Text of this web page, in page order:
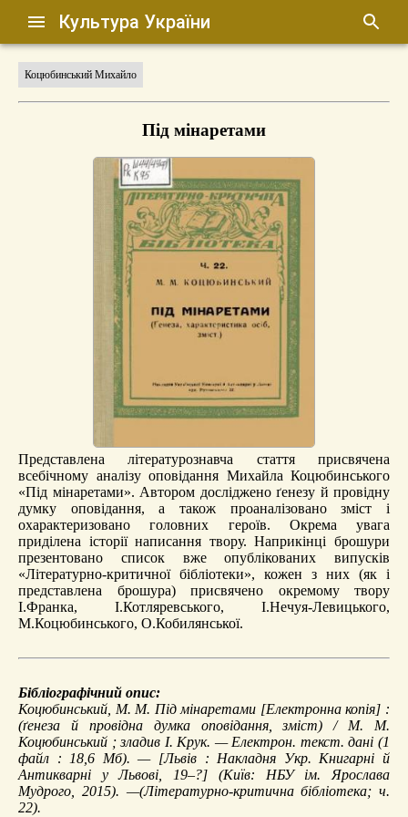
Культура України
Коцюбинський Михайло
Під мінаретами
Представлена літературознавча стаття присвячена
всебічному аналізу оповідання Михайла Коцюбинського
«Під мінаретами». Автором досліджено ґенезу й провідну
думку оповідання, а також проаналізовано зміст і
охарактеризовано головних героїв. Окрема увага
приділена історії написання твору. Наприкінці брошури
презентовано список вже опублікованих випусків
«Літературно-критичної бібліотеки», кожен з них (як і
представлена брошура) присвячено окремому твору
І.Франка, І.Котляревського, І.Нечуя-Левицького,
М.Коцюбинського, О.Кобилянської.
Бібліографічний опис:
Коцюбинський, М. М. Під мінаретами [Електронна копія] :
(ґенеза й провідна думка оповідання, зміст) / М. М.
Коцюбинський ; зладив І. Крук. — Електрон. текст. дані (1
файл : 18,6 Мб). — [Львів : Накладня Укр. Книгарні й
Антикварні у Львові, 19–?] (Київ: НБУ ім. Ярослава
Мудрого, 2015). —(Літературно-критична бібліотека; ч.
22).